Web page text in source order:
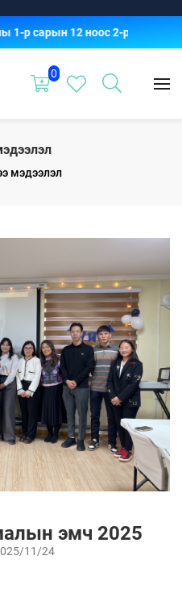
1-р сарын 12 ноос 2-р сарын 3-
0
мэдээлэл
эмч 2025
11/24